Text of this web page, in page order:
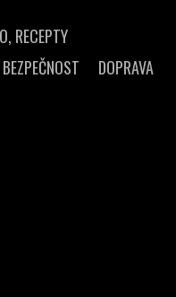
RECEPTY
DOPRAVA